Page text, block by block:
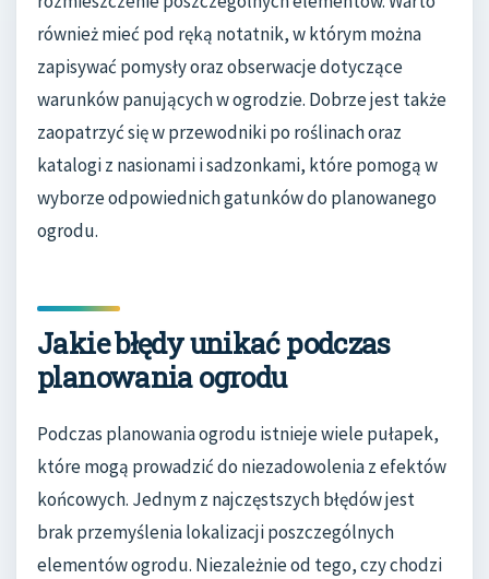
również mieć pod ręką notatnik, w którym można
zapisywać pomysły oraz obserwacje dotyczące
warunków panujących w ogrodzie. Dobrze jest także
zaopatrzyć się w przewodniki po roślinach oraz
katalogi z nasionami i sadzonkami, które pomogą w
wyborze odpowiednich gatunków do planowanego
ogrodu.
Jakie błędy unikać podczas
planowania ogrodu
Podczas planowania ogrodu istnieje wiele pułapek,
które mogą prowadzić do niezadowolenia z efektów
końcowych. Jednym z najczęstszych błędów jest
brak przemyślenia lokalizacji poszczególnych
elementów ogrodu. Niezależnie od tego, czy chodzi